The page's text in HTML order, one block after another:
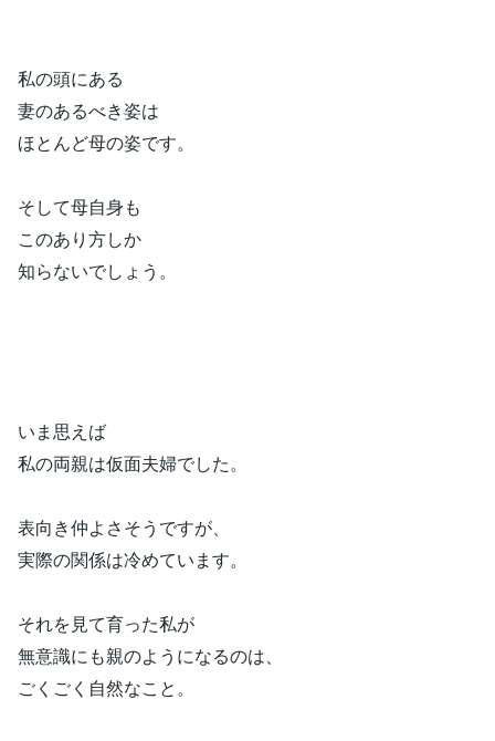
私の頭にある
妻のあるべき姿は
ほとんど母の姿です。
そして母自身も
このあり方しか
知らないでしょう。
いま思えば
私の両親は仮面夫婦でした。
表向き仲よさそうですが、
実際の関係は冷めています。
それを見て育った私が
無意識にも親のようになるのは、
ごくごく自然なこと。